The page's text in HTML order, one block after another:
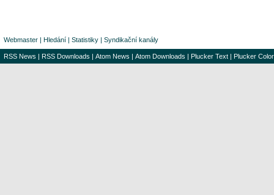
Webmaster | Hledání | Statistiky | Syndikační kanály
RSS News | RSS Downloads | Atom News | Atom Downloads | Plucker Text | Plucker Color